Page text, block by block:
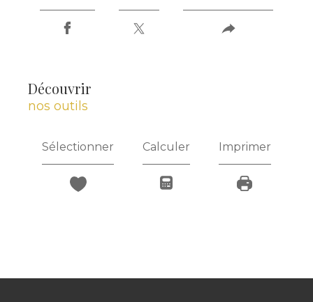
découvrir
nos outils
Sélectionner Calculer Imprimer